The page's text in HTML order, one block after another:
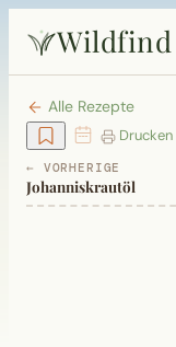
Wildfind
Startseite
Pflanzen
Alle Rezepte
Drucken
← VORHERIGE
Johanniskrautöl